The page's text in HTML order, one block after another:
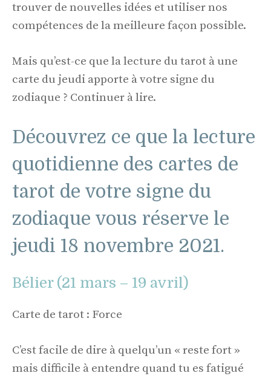
trouver de nouvelles idées et utiliser nos
compétences de la meilleure façon possible.
Mais qu’est-ce que la lecture du tarot à une
carte du jeudi apporte à votre signe du
zodiaque ? Continuer à lire.
Découvrez ce que la lecture
quotidienne des cartes de
tarot de votre signe du
zodiaque vous réserve le
jeudi 18 novembre 2021.
Bélier (21 mars – 19 avril)
Carte de tarot : Force
C’est facile de dire à quelqu’un « reste fort »
mais difficile à entendre quand tu es fatigué